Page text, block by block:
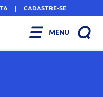
| CADASTRE-SE
MENU